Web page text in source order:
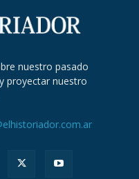
nuestro pasado
proyectar nuestro